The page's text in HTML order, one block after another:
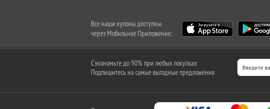
Все наши купоны доступны
через Мобильное Приложение:
Сэкономьте до 90% при любых покупках
Подпишитесь на самые выгодные предложения